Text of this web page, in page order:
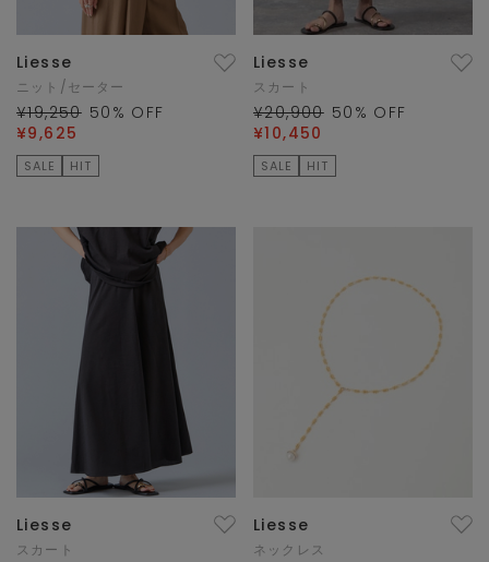
Liesse
ニット/セーター
¥19,250 50 % OFF
¥9,625
SALE HIT
Liesse
スカート
¥20,900 50 % OFF
¥10,450
SALE HIT
Liesse
スカート
Liesse
ネックレス